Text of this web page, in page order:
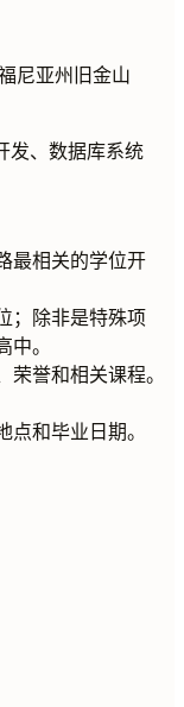
尼亚州旧金山
发、数据库系统
最相关的学位开
；除非是特殊项
。
誉和相关课程。
和毕业日期。